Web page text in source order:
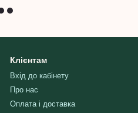
Клієнтам
Вхід до кабінету
Про нас
Оплата і доставка